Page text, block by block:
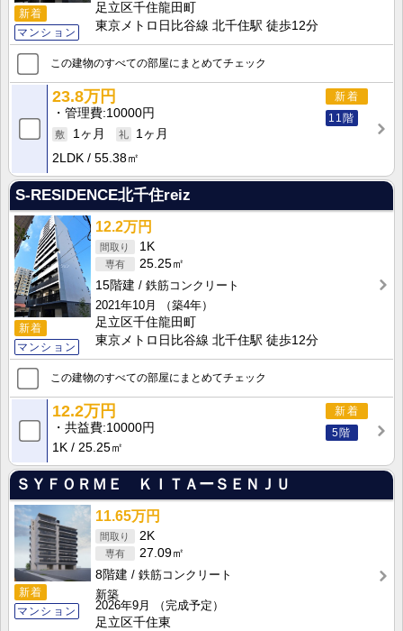
新着
マンション
足立区千住龍田町
東京メトロ日比谷線 北千住駅 徒歩12分
この建物のすべての部屋にまとめてチェック
新着
11階
23.8万円
管理費 10000円
1ヶ月
1ヶ月
2LDK
55.38㎡
S‐RESIDENCE北千住reiz
新着
マンション
12.2万円
1K
25.25㎡
15階建
鉄筋コンクリート
2021年10月
（築4年）
足立区千住龍田町
東京メトロ日比谷線 北千住駅 徒歩12分
この建物のすべての部屋にまとめてチェック
新着
5階
12.2万円
共益費 10000円
1K
25.25㎡
ＳＹＦＯＲＭＥ ＫＩＴＡーＳＥＮＪＵ
新着
マンション
11.65万円
2K
27.09㎡
8階建
鉄筋コンクリート
新築
2026年9月
（完成予定）
足立区千住東